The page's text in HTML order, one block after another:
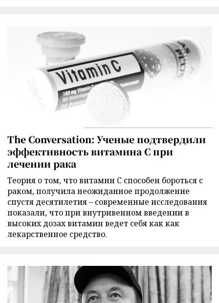
The Conversation: Ученые подтвердили
эффективность витамина C при
лечении рака
Теория о том, что витамин C способен бороться с
раком, получила неожиданное продолжение
спустя десятилетия – современные исследования
показали, что при внутривенном введении в
высоких дозах витамин ведет себя как как
лекарственное средство.